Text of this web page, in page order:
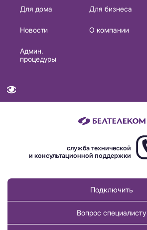
Основная
навигация
Для дома Для бизнеса
Новости
О компании
Админ.
процедуры
служба технической
и консультационной поддержки
Подключить
Вопрос специалисту